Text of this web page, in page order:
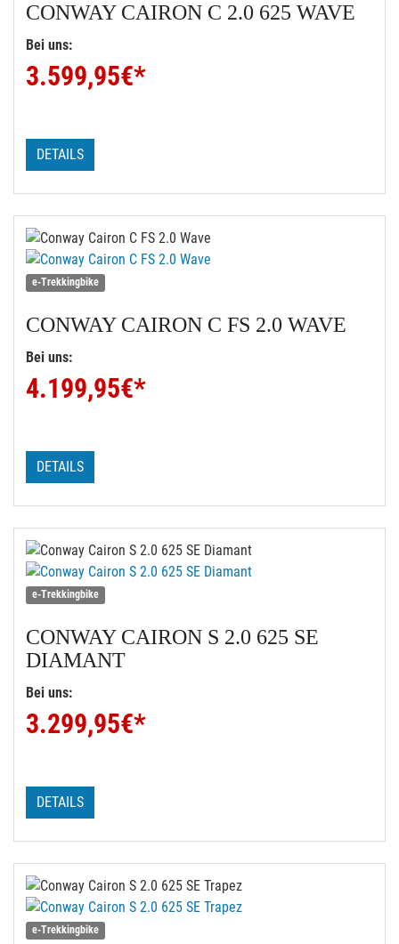
CONWAYCAIRON C 2.0 625 WAVE
Bei uns:
3.599,95€*
DETAILS
e-Trekkingbike
CONWAYCAIRON C FS 2.0 WAVE
Bei uns:
4.199,95€*
DETAILS
e-Trekkingbike
CONWAYCAIRON S 2.0 625 SE
DIAMANT
Bei uns:
3.299,95€*
DETAILS
e-Trekkingbike